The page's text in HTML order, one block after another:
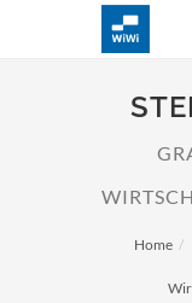
Home